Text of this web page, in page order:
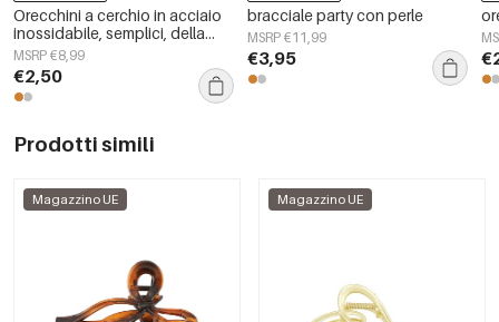
Orecchini a cerchio in acciaio
inossidabile, semplici, della
serie Daily Simple, gioielli da
donna
MSRP €8,99
€2,50
bracciale party con perle
MSRP €11,99
€3,95
Prodotti simili
Magazzino UE Magazzino UE